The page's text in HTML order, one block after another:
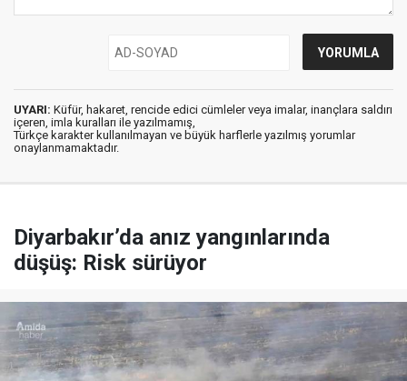
UYARI: Küfür, hakaret, rencide edici cümleler veya imalar, inançlara saldırı
içeren, imla kuralları ile yazılmamış,
Türkçe karakter kullanılmayan ve büyük harflerle yazılmış yorumlar
onaylanmamaktadır.
Diyarbakır’da anız yangınlarında
düşüş: Risk sürüyor